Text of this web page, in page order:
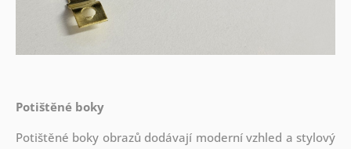
Potištěné boky
Potištěné boky obrazů dodávají moderní vzhled a stylový